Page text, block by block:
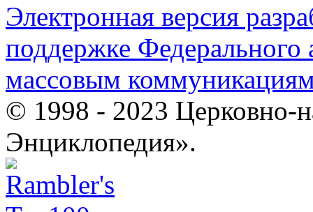
Электронная версия
поддержке Федерального
массовым
© 1998 - 2023 Церковно-
Энциклопедия».